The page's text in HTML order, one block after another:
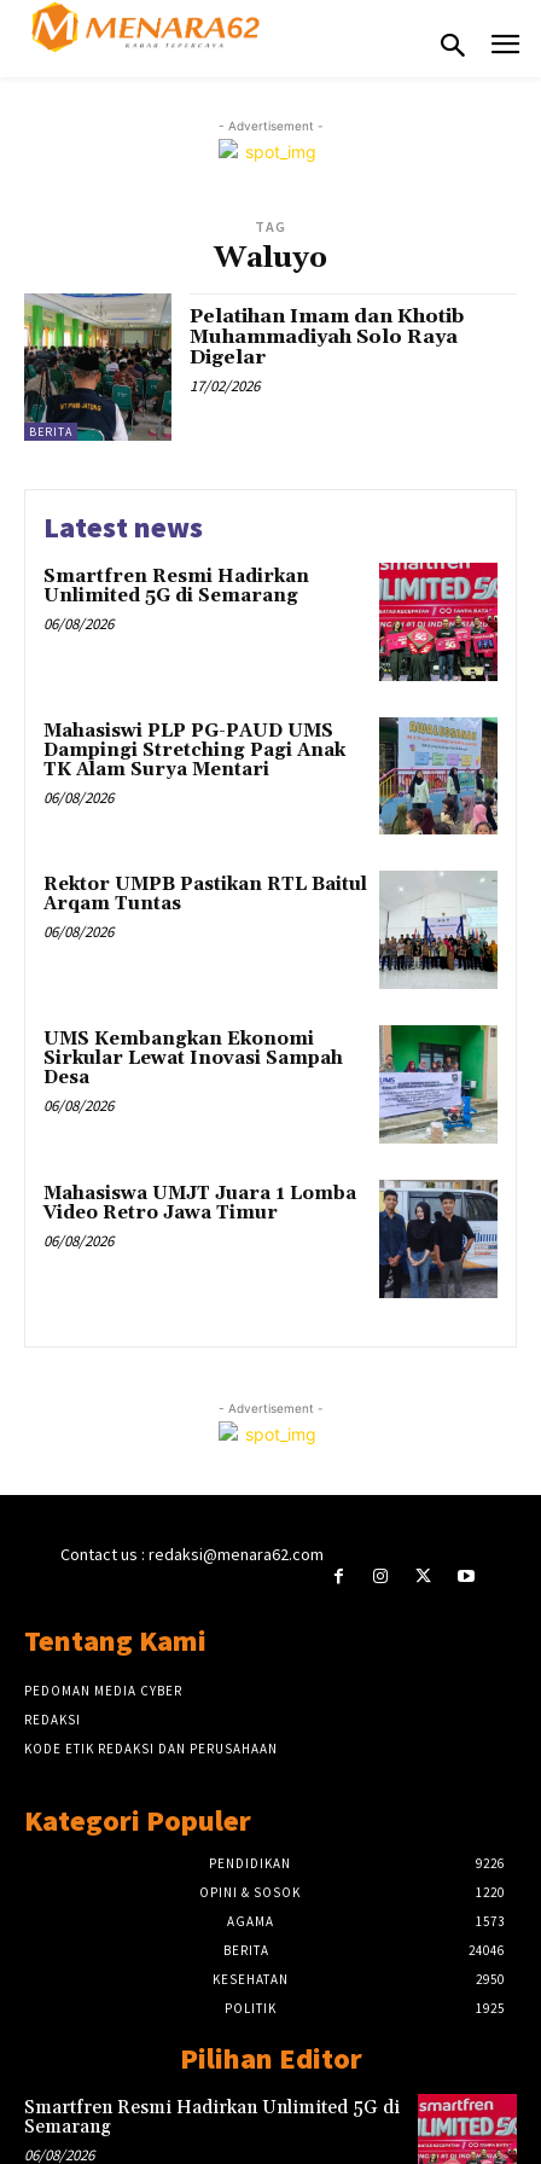
- Advertisement -
TAG
Waluyo
BERITA
Pelatihan Imam dan Khotib
Muhammadiyah Solo Raya
Digelar
17/02/2026
Latest news
Smartfren Resmi Hadirkan
Unlimited 5G di Semarang
06/08/2026
Mahasiswi PLP PG-PAUD UMS
Dampingi Stretching Pagi Anak
TK Alam Surya Mentari
06/08/2026
Rektor UMPB Pastikan RTL Baitul
Arqam Tuntas
06/08/2026
UMS Kembangkan Ekonomi
Sirkular Lewat Inovasi Sampah
Desa
06/08/2026
Mahasiswa UMJT Juara 1 Lomba
Video Retro Jawa Timur
06/08/2026
- Advertisement -
Contact us : redaksi@menara62.com
Tentang Kami
PEDOMAN MEDIA CYBER
REDAKSI
KODE ETIK REDAKSI DAN PERUSAHAAN
Kategori Populer
PENDIDIKAN
9226
OPINI & SOSOK
1220
AGAMA
1573
BERITA
24046
KESEHATAN
2950
POLITIK
1925
Pilihan Editor
Smartfren Resmi Hadirkan Unlimited 5G di
Semarang
06/08/2026